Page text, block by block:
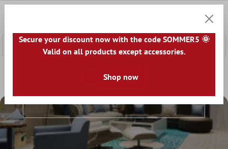
Sale
Secure your discount now with the code SOMMER5 🌞
Valid on all products except accessories.
Shop now